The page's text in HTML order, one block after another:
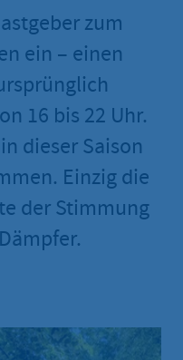
zum
ein – einen
16 bis 22 Uhr.
dieser Saison
Einzig die
der Stimmung